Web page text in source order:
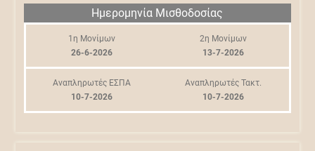
Ημερομηνία Μισθοδοσίας
1η Μονίμων
26-6-2026
2η Μονίμων
13-7-2026
Αναπληρωτές ΕΣΠΑ
10-7-2026
Αναπληρωτές Τακτ.
10-7-2026